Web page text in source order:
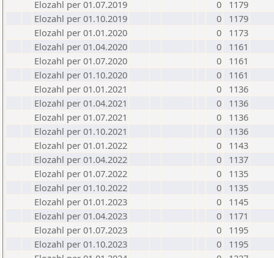
Elozahl per 01.07.2019
0
1179
Elozahl per 01.10.2019
0
1179
Elozahl per 01.01.2020
0
1173
Elozahl per 01.04.2020
0
1161
Elozahl per 01.07.2020
0
1161
Elozahl per 01.10.2020
0
1161
Elozahl per 01.01.2021
0
1136
Elozahl per 01.04.2021
0
1136
Elozahl per 01.07.2021
0
1136
Elozahl per 01.10.2021
0
1136
Elozahl per 01.01.2022
0
1143
Elozahl per 01.04.2022
0
1137
Elozahl per 01.07.2022
0
1135
Elozahl per 01.10.2022
0
1135
Elozahl per 01.01.2023
0
1145
Elozahl per 01.04.2023
0
1171
Elozahl per 01.07.2023
0
1195
Elozahl per 01.10.2023
0
1195